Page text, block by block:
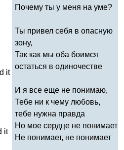
it
it
Почему ты у меня на уме?
Ты привел себя в опасную
зону,
Так как мы оба боимся
остаться в одиночестве
И я все еще не понимаю,
Тебе ни к чему любовь,
тебе нужна правда
Но мое сердце не понимает
Не понимает, не понимает